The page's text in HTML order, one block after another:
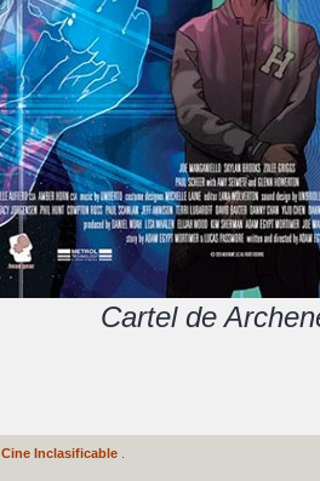
Cartel de
Cine Inclasificable.